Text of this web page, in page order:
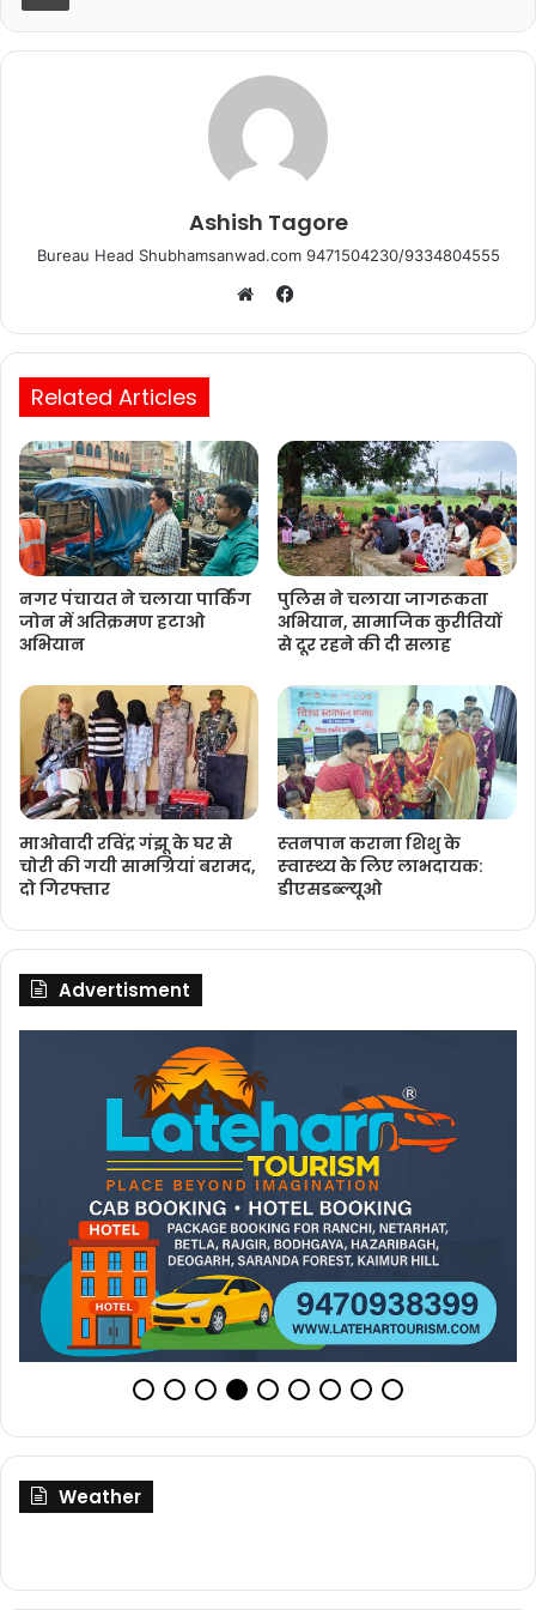
o
p
Ashish Tagore
Bureau Head Shubhamsanwad.com 9471504230/9334804555
Facebook
Related Articles
नगर पंचायत ने चलाया पार्किंग
जोन में अतिक्रमण हटाओ
अभियान
पुलिस ने चलाया जागरूकता
अभियान, सामाजिक कुरीतियों
से दूर रहने की दी सलाह
माओवादी रविंद्र गंझू के घर से
चोरी की गयी सामग्रियां बरामद,
दो गिरफ्तार
स्‍तनपान कराना शिशु के
स्‍वास्‍थ्‍य के लिए लाभदायक:
डीएसडब्‍ल्‍यूओ
Advertisment
Weather